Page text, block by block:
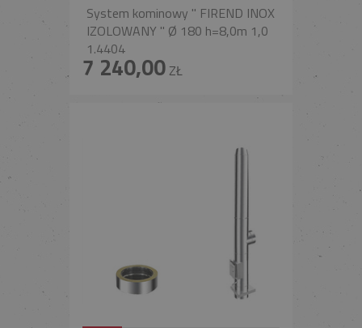
System kominowy " FIREND INOX
IZOLOWANY " Ø 180 h=8,0m 1,0
1.4404
7 240,00ZŁ